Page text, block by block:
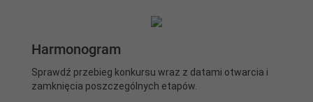
Harmonogram
Sprawdź przebieg konkursu wraz z datami otwarcia i
zamknięcia poszczególnych etapów.